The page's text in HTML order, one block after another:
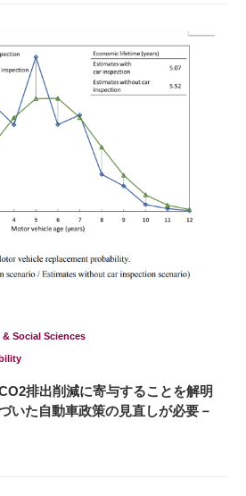
Social Sciences
排出削減に寄与することを解明
いた自動車政策の見直しが必要－